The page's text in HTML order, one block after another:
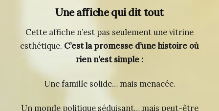
Une affiche qui dit tout
Cette affiche n’est pas seulement une vitrine
esthétique. C’est la promesse d’une histoire où
rien n’est simple :
Une famille solide… mais menacée.
Un monde politique séduisant… mais peut-être